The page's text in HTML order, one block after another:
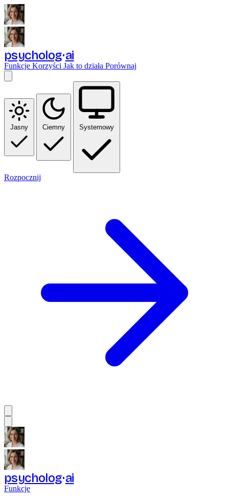
psycholog ai
Funkcje Korzyści Jak to działa Porównaj
Jasny Ciemny Systemowy
Rozpocznij
psycholog ai
Funkcje